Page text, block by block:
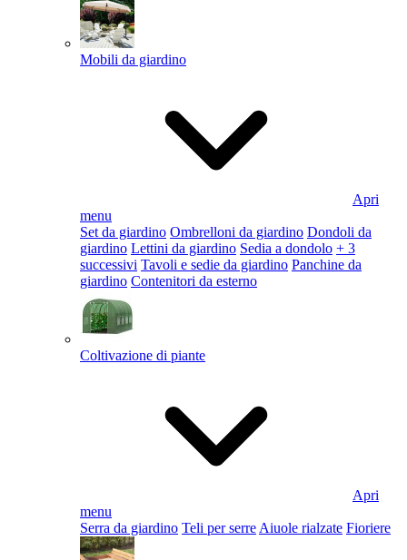
Mobili da giardino
Apri
menu
Set da giardino Ombrelloni da giardino Dondoli da
giardino Lettini da giardino Sedia a dondolo + 3
successivi Tavoli e sedie da giardino Panchine da
giardino Contenitori da esterno
Coltivazione di piante
Apri
menu
Serra da giardino Teli per serre Aiuole rialzate Fioriere